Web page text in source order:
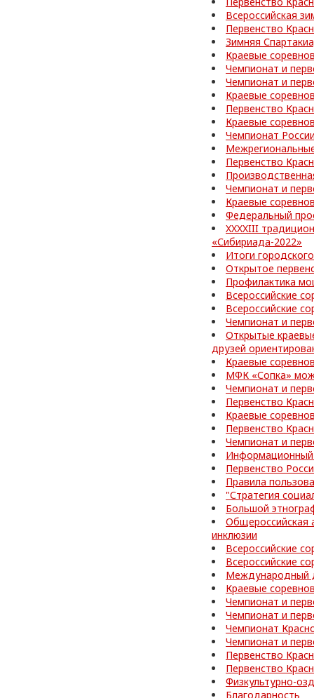
Всероссийская
Первенство
Зимняя
Краевые
Чемпионат и
Чемпионат и
Краевые
Первенство
Краевые
Чемпионат
Первенство
Чемпионат и
Краевые
Федеральный
XXXXIII
«Сибириада-2022»
Итоги
Открытое
Профилактика
Всероссийские
Всероссийские
Чемпионат и
Открытые
друзей
Краевые
МФК «Сопка»
Чемпионат и
Первенство
Краевые
Первенство
Чемпионат и
Информационный
Первенство
Правила
"Стратегия
Большой
Общероссийская
инклюзии
Всероссийские
Всероссийские
Международный
Краевые
Чемпионат и
Чемпионат и
Чемпионат
Чемпионат и
Первенство
Первенство
Физкультурно-
Благодарность